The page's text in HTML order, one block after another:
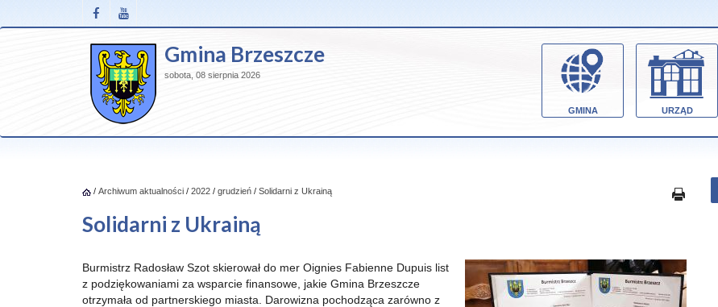
Gmina Brzeszcze
sobota, 08 sierpnia 2026
GMINA URZĄD
/ Archiwum aktualności / 2022 / grudzień / Solidarni z Ukrainą
Solidarni z Ukrainą
Burmistrz Radosław Szot skierował do mer Oignies Fabienne Dupuis list
z podziękowaniami za wsparcie finansowe, jakie Gmina Brzeszcze
otrzymała od partnerskiego miasta. Darowizna pochodząca zarówno z